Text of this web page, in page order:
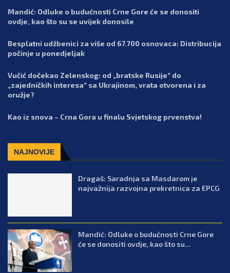
Mandić: Odluke o budućnosti Crne Gore će se donositi
ovdje, kao što su se uvijek donosile
Besplatni udžbenici za više od 67.700 osnovaca: Distribucija
počinje u ponedjeljak
Vučić dočekao Zelenskog: od „bratske Rusije“ do
„zajedničkih interesa“ sa Ukrajinom, vrata otvorena i za
oružje?
Kao iz snova – Crna Gora u finalu Svjetskog prvenstva!
NAJNOVIJE
Dragaš: Saradnja sa Masdarom je
najvažnija razvojna prekretnica za EPCG
Mandić: Odluke o budućnosti Crne Gore
će se donositi ovdje, kao što su...